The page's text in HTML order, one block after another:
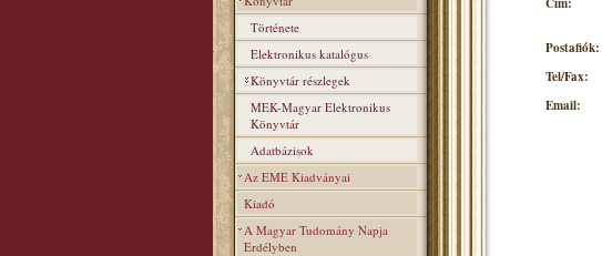
Története
Elektronikus katalógus
Könyvtár részlegek
MEK-Magyar Elektronikus
Könyvtár
Adatbázisok
Az EME Kiadványai
Kiadó
A Magyar Tudomány Napja
Erdélyben
Postafiók:
Tel/Fax:
Email: